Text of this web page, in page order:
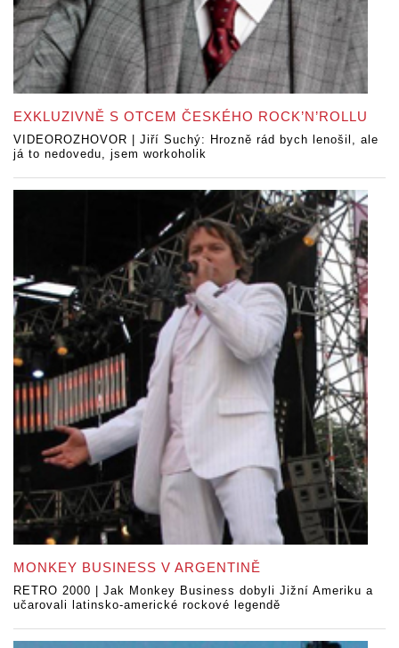
EXKLUZIVNĚ S OTCEM ČESKÉHO ROCK’N’ROLLU
VIDEOROZHOVOR | Jiří Suchý: Hrozně rád bych lenošil, ale
já to nedovedu, jsem workoholik
MONKEY BUSINESS V ARGENTINĚ
RETRO 2000 | Jak Monkey Business dobyli Jižní Ameriku a
učarovali latinsko-americké rockové legendě